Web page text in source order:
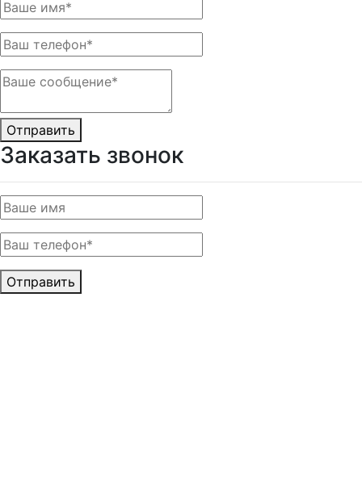
Отправить
Заказать звонок
Отправить